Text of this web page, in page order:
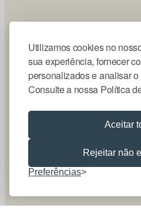
Utilizamos cookies no
sua experiência, fornecer
personalizados e analisar
Consulte a nossa Política
Aceitar
Rejeitar não
Preferências